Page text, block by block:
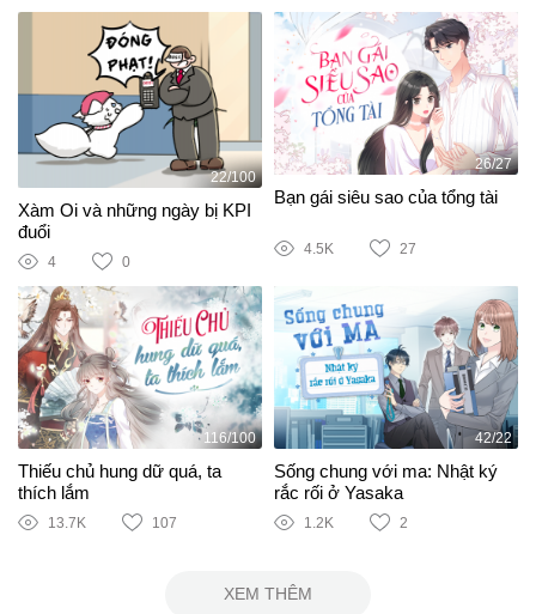
22/100
Xàm Oi và những ngày bị KPI
đuổi
4 0
26/27
Bạn gái siêu sao của tổng tài
4.5K 27
116/100
Thiếu chủ hung dữ quá, ta
thích lắm
13.7K 107
42/22
Sống chung với ma: Nhật ký
rắc rối ở Yasaka
1.2K 2
XEM THÊM